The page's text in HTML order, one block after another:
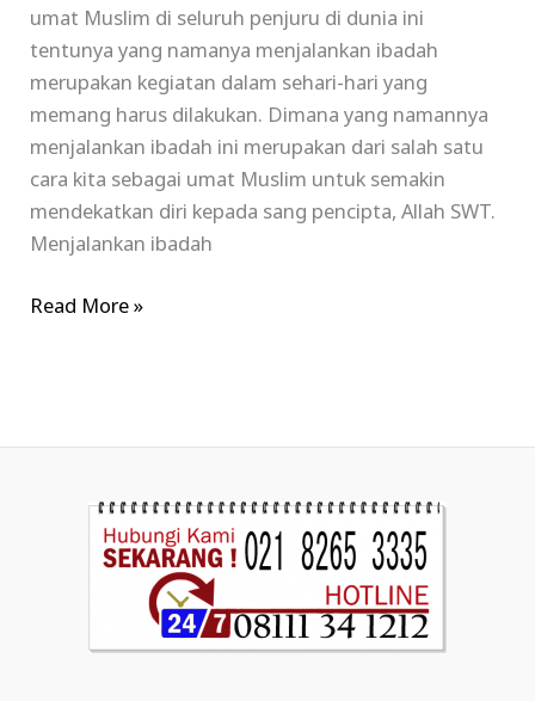
umat Muslim di seluruh penjuru di dunia ini
tentunya yang namanya menjalankan ibadah
merupakan kegiatan dalam sehari-hari yang
memang harus dilakukan. Dimana yang namannya
menjalankan ibadah ini merupakan dari salah satu
cara kita sebagai umat Muslim untuk semakin
mendekatkan diri kepada sang pencipta, Allah SWT.
Menjalankan ibadah
Read More »